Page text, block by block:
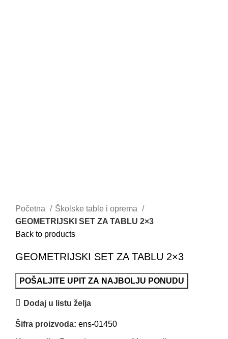
Početna
Školske table i oprema
GEOMETRIJSKI SET ZA TABLU 2×3
Back to products
GEOMETRIJSKI SET ZA TABLU 2×3
POŠALJITE UPIT ZA NAJBOLJU PONUDU
Dodaj u listu želja
Šifra proizvoda: ens-01450